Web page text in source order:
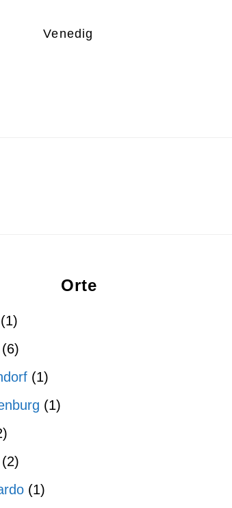
Venedig
Orte
(1)
(6)
(1)
(1)
(2)
(1)